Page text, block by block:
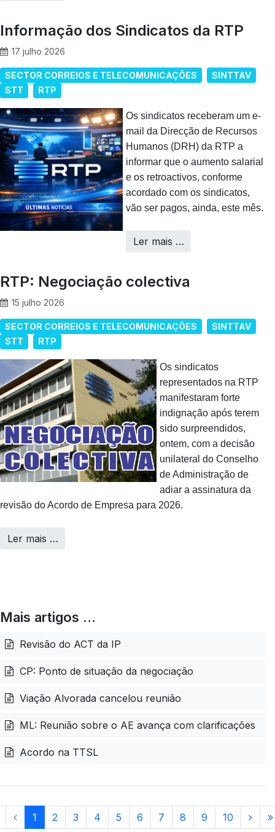
Informação dos Sindicatos da RTP
17 julho 2026
SECTOR CORREIOS E TELECOMUNICAÇÕES
SINTTAV
STT
RTP
Os sindicatos receberam um e-
mail da Direcção de Recursos
Humanos (DRH) da RTP a
informar que o aumento salarial
e os retroactivos, conforme
acordado com os sindicatos,
vão ser pagos, ainda, este mês.
Ler mais …
RTP: Negociação colectiva
15 julho 2026
SECTOR CORREIOS E TELECOMUNICAÇÕES
SINTTAV
STT
RTP
Os sindicatos
representados na RTP
manifestaram forte
indignação após terem
sido surpreendidos,
ontem, com a decisão
unilateral do Conselho
de Administração de
adiar a assinatura da
revisão do Acordo de Empresa para 2026.
Ler mais …
Mais artigos …
Revisão do ACT da IP
CP: Ponto de situação da negociação
Viação Alvorada cancelou reunião
ML: Reunião sobre o AE avança com clarificações
Acordo na TTSL
1 2 3 4 5 6 7 8 9 10